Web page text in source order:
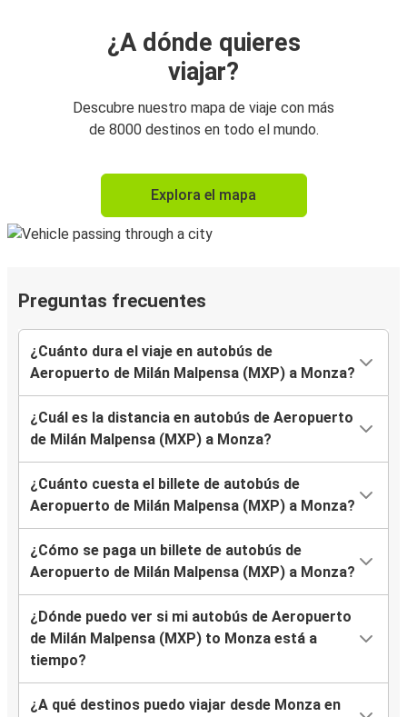
¿A dónde quieres
viajar?
Descubre nuestro mapa de viaje con más
de 8000 destinos en todo el mundo.
Explora el mapa
Preguntas frecuentes
¿Cuánto dura el viaje en autobús de
Aeropuerto de Milán Malpensa (MXP) a Monza?
¿Cuál es la distancia en autobús de Aeropuerto
de Milán Malpensa (MXP) a Monza?
¿Cuánto cuesta el billete de autobús de
Aeropuerto de Milán Malpensa (MXP) a Monza?
¿Cómo se paga un billete de autobús de
Aeropuerto de Milán Malpensa (MXP) a Monza?
¿Dónde puedo ver si mi autobús de Aeropuerto
de Milán Malpensa (MXP) to Monza está a
tiempo?
¿A qué destinos puedo viajar desde Monza en